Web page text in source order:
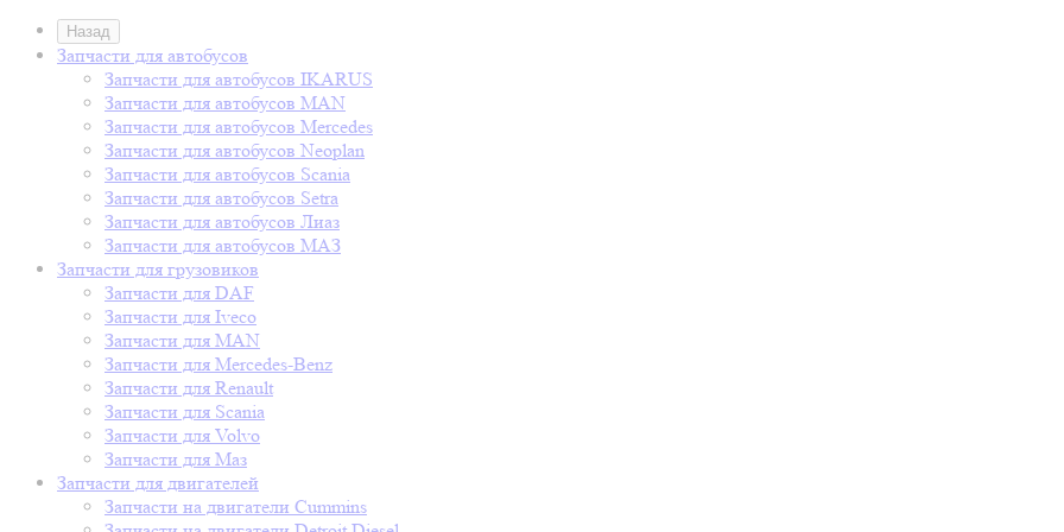
Назад
Запчасти для автобусов
Запчасти для автобусов IKARUS
Запчасти для автобусов MAN
Запчасти для автобусов Mercedes
Запчасти для автобусов Neoplan
Запчасти для автобусов Scania
Запчасти для автобусов Setra
Запчасти для автобусов Лиаз
Запчасти для автобусов МАЗ
Запчасти для грузовиков
Запчасти для DAF
Запчасти для Iveco
Запчасти для MAN
Запчасти для Mercedes-Benz
Запчасти для Renault
Запчасти для Scania
Запчасти для Volvo
Запчасти для Маз
Запчасти для двигателей
Запчасти на двигатели Cummins